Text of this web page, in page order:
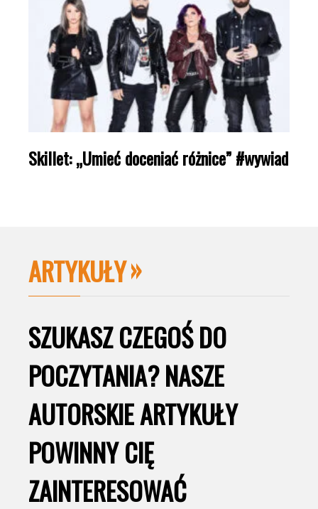
Skillet: „Umieć doceniać różnice” #wywiad
ARTYKUŁY
SZUKASZ CZEGOŚ DO
POCZYTANIA? NASZE
AUTORSKIE ARTYKUŁY
POWINNY CIĘ
ZAINTERESOWAĆ